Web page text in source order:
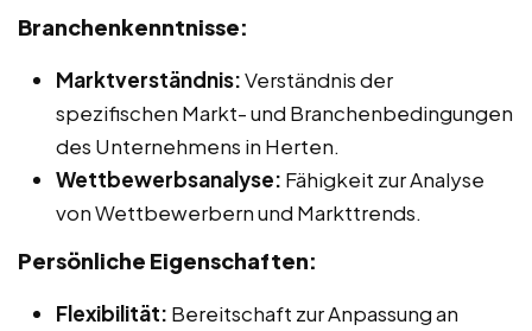
Branchenkenntnisse:
Marktverständnis:Verständnis der
spezifischen Markt- und Branchenbedingungen
des Unternehmens in Herten.
Wettbewerbsanalyse: Fähigkeit zur Analyse
von Wettbewerbern und Markttrends.
Persönliche Eigenschaften:
Flexibilität: Bereitschaft zur Anpassung an